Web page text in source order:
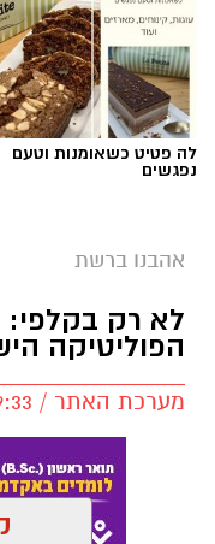
לה פטיט כשאומנות וטעם
נפגשים
אהבנו ברשת
הפוליטיקה
מערכת האתר / 09:33 07.08.26